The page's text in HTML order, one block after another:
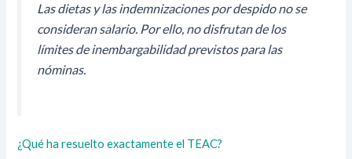
Las dietas y las indemnizaciones por despido no se
consideran salario. Por ello, no disfrutan de los
límites de inembargabilidad previstos para las
nóminas.
¿Qué ha resuelto exactamente el TEAC?